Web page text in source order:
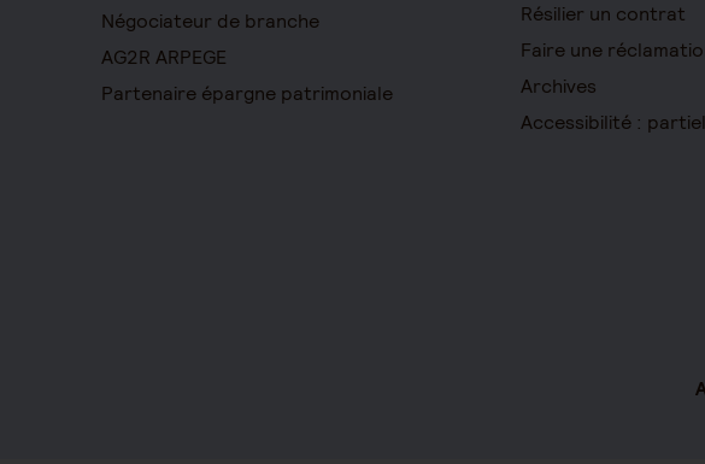
Négociateur de branche
AG2R ARPEGE
Partenaire épargne patrimoniale
Résilier un contrat
Faire une
Archives
Accessibilité :